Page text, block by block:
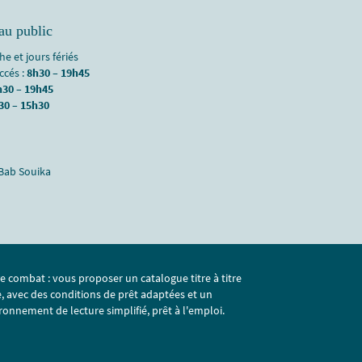
public
et jours fériés
:8h30 – 19h45
– 19h45
– 15h30
Souika
combat : vous proposer un catalogue titre à titre
avec des conditions de prêt adaptées et un
de lecture simplifié, prêt à l'emploi.